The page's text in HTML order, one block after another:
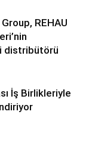
REHAU
distribütörü
İş Birlikleriyle